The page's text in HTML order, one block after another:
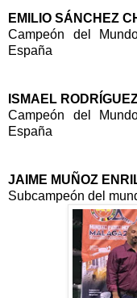
EMILIO SÁNCHEZ
Campeón del
España
ISMAEL
Campeón del
España
JAIME MUÑOZ
Subcampeón del